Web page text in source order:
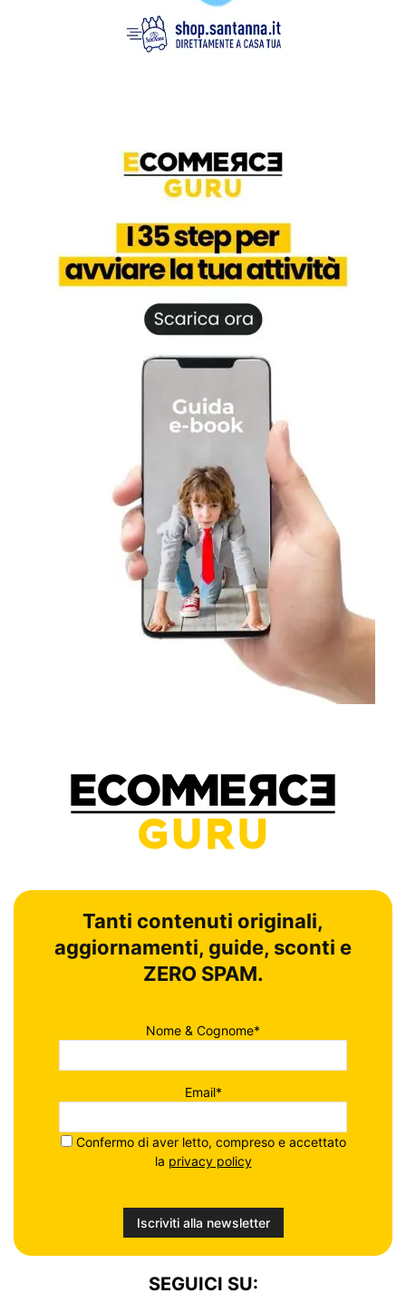
Tanti contenuti originali,
aggiornamenti, guide, sconti e
ZERO SPAM.
Nome & Cognome*
Email*
Confermo di aver letto, compreso e accettato
la privacy policy
SEGUICI SU: